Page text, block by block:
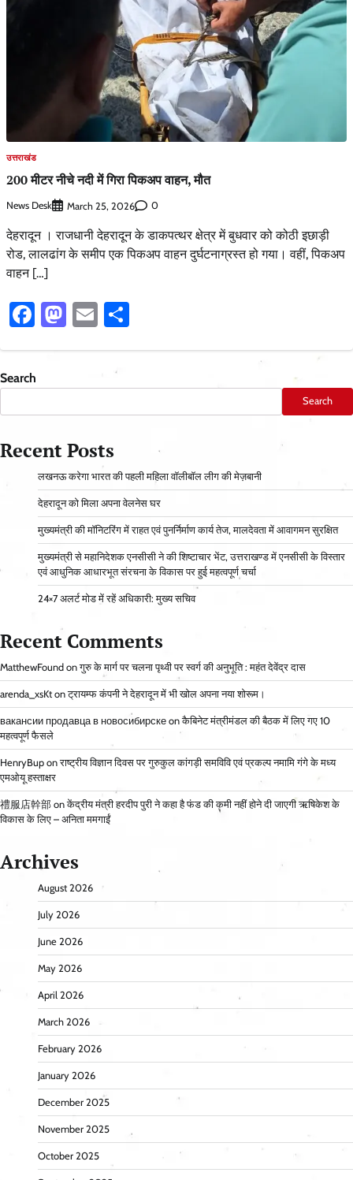
उत्तराखंड
200 मीटर नीचे नदी में गिरा​ पिकअप वाहन, मौत
News Desk March 25, 2026 0
देहरादून । राजधानी देहरादून के डाकपत्थर क्षेत्र में बुधवार को कोठी इछाड़ी
रोड, लालढांग के समीप एक पिकअप वाहन दुर्घटनाग्रस्त हो गया। वहीं, पिकअप
वाहन […]
Facebook
Mastodon
Email
Search
Search
Recent Posts
लखनऊ करेगा भारत की पहली महिला वॉलीबॉल लीग की मेज़बानी
देहरादून को मिला अपना वेलनेस घर
मुख्यमंत्री की मॉनिटरिंग में राहत एवं पुनर्निर्माण कार्य तेज, मालदेवता में आवागमन सुरक्षित
मुख्यमंत्री से महानिदेशक एनसीसी ने की शिष्टाचार भेंट, उत्तराखण्ड में एनसीसी के विस्तार
एवं आधुनिक आधारभूत संरचना के विकास पर हुई महत्वपूर्ण चर्चा
24×7 अलर्ट मोड में रहें अधिकारी: मुख्य सचिव
Recent Comments
MatthewFound onगुरु के मार्ग पर चलना पृथ्वी पर स्वर्ग की अनुभूति : महंत देवेंद्र दास
arenda_xsKt onट्रायम्फ कंपनी ने देहरादून में भी खोल अपना नया शोरूम।
вакансии продавца в новосибирске onकैबिनेट मंत्रीमंडल की बैठक में लिए गए 10
महत्वपूर्ण फैसले
HenryBup onराष्ट्रीय विज्ञान दिवस पर गुरुकुल कांगड़ी समविवि एवं प्रकल्प नमामि गंगे के मध्य
एमओयू हस्ताक्षर
禮服店幹部 onकेंद्रीय मंत्री हरदीप पुरी ने कहा है फंड की कमी नहीं होने दी जाएगी ऋषिकेश के
विकास के लिए – अनिता ममगाईं
Archives
August 2026
July 2026
June 2026
May 2026
April 2026
March 2026
February 2026
January 2026
December 2025
November 2025
October 2025